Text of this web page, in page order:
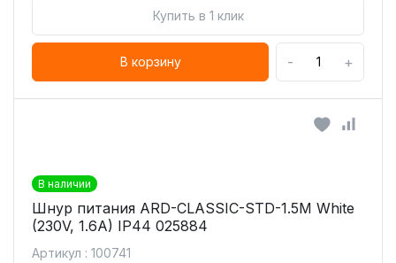
Купить в 1 клик
В корзину - +
В наличии
Шнур питания ARD-CLASSIC-STD-1.5M White
(230V, 1.6A) IP44 025884
Артикул : 100741